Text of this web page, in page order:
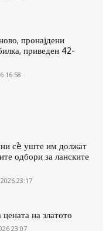
пронајдени
приведен 42-
16:58
сè уште им должат
одбори за ланските
23:17
на златото
23:07